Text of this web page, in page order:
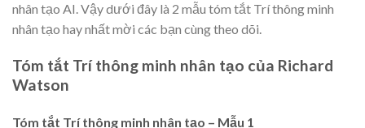
nhân tạo AI. Vậy dưới đây là 2 mẫu tóm tắt Trí thông minh
nhân tạo hay nhất mời các bạn cùng theo dõi.
Tóm tắt Trí thông minh nhân tạo của Richard
Watson
Tóm tắt Trí thông minh nhân tạo – Mẫu 1